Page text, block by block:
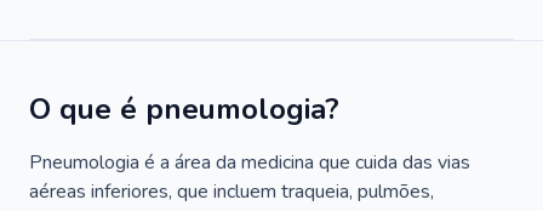
O que é pneumologia?
Pneumologia é a área da medicina que cuida das vias
aéreas inferiores, que incluem traqueia, pulmões,